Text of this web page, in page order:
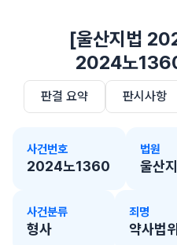
[울산지법
2024노
판결 요약 판시사항
사건번호
2024노1360
법원
울산
사건분류
형사
죄명
약사법